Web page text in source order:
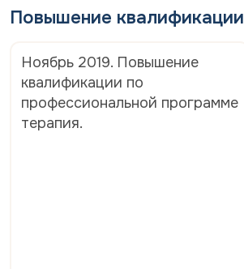
Повышение квалификации
Ноябрь 2019. Повышение
квалификации по
профессиональной программе
терапия.